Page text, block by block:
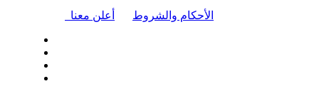
أعلن معنا الأحكام والشروط